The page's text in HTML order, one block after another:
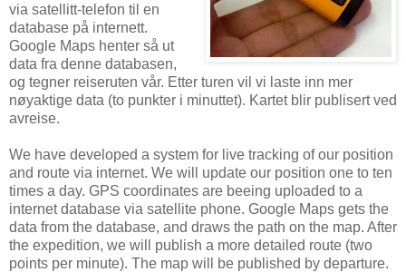
via satellitt-telefon til en
database på internett.
Google Maps henter så ut
data fra denne databasen,
og tegner reiseruten vår. Etter turen vil vi laste inn mer
nøyaktige data (to punkter i minuttet). Kartet blir publisert ved
avreise.
We have developed a system for live tracking of our position
and route via internet. We will update our position one to ten
times a day. GPS coordinates are beeing uploaded to a
internet database via satellite phone. Google Maps gets the
data from the database, and draws the path on the map. After
the expedition, we will publish a more detailed route (two
points per minute). The map will be published by departure.